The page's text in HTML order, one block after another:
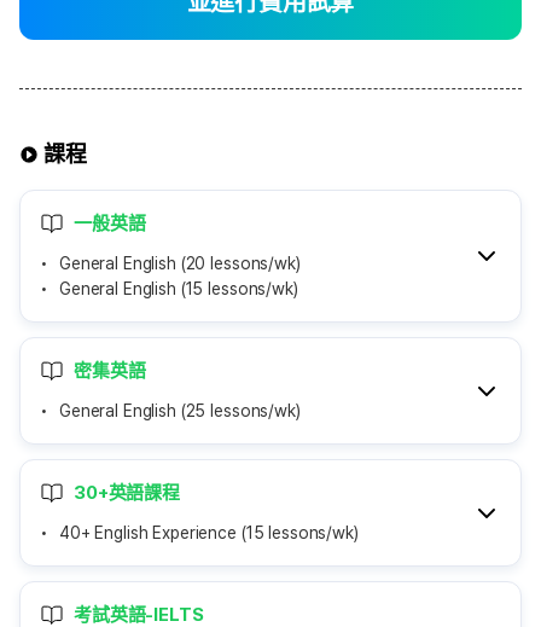
課程
一般英語
General English (20 lessons/wk)
General English (15 lessons/wk)
密集英語
General English (25 lessons/wk)
30+英語課程
40+ English Experience (15 lessons/wk)
考試英語-IELTS